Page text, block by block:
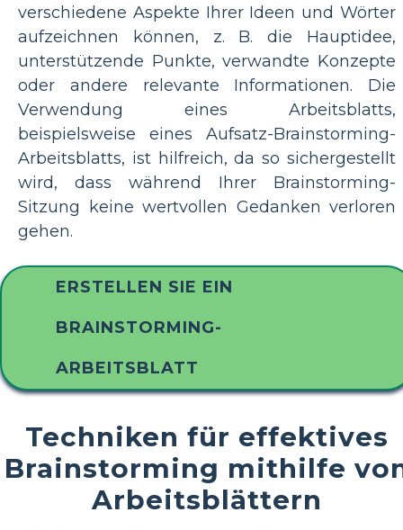
verschiedene Aspekte Ihrer Ideen und Wörter
aufzeichnen können, z. B. die Hauptidee,
unterstützende Punkte, verwandte Konzepte
oder andere relevante Informationen. Die
Verwendung eines Arbeitsblatts,
beispielsweise eines Aufsatz-Brainstorming-
Arbeitsblatts, ist hilfreich, da so sichergestellt
wird, dass während Ihrer Brainstorming-
Sitzung keine wertvollen Gedanken verloren
gehen.
ERSTELLEN SIE EIN
BRAINSTORMING-
ARBEITSBLATT
Techniken für effektives
Brainstorming mithilfe
Arbeitsblättern